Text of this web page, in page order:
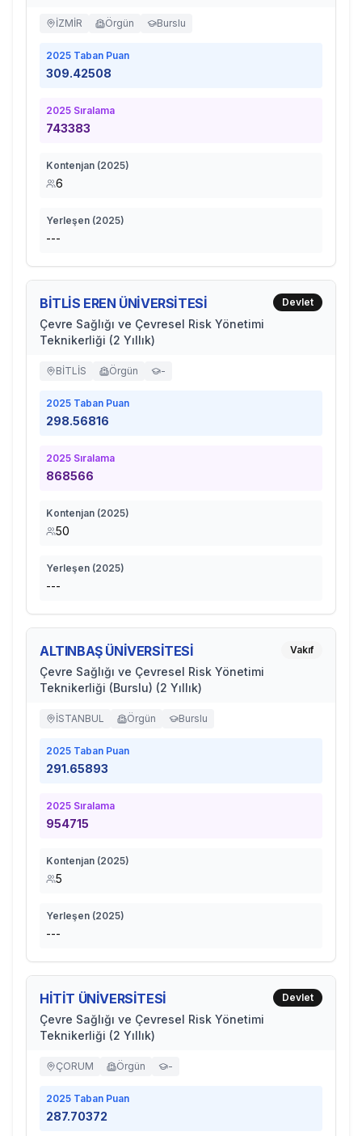
İZMİR Örgün Burslu
2025 Taban Puan
309.42508
2025 Sıralama
743383
Kontenjan (2025)
6
Yerleşen (2025)
---
BİTLİS EREN ÜNİVERSİTESİ
Çevre Sağlığı ve Çevresel Risk Yönetimi
Teknikerliği (2 Yıllık)
Devlet
BİTLİS Örgün -
2025 Taban Puan
298.56816
2025 Sıralama
868566
Kontenjan (2025)
50
Yerleşen (2025)
---
ALTINBAŞ ÜNİVERSİTESİ
Çevre Sağlığı ve Çevresel Risk Yönetimi
Teknikerliği (Burslu) (2 Yıllık)
Vakıf
İSTANBUL Örgün Burslu
2025 Taban Puan
291.65893
2025 Sıralama
954715
Kontenjan (2025)
5
Yerleşen (2025)
---
HİTİT ÜNİVERSİTESİ
Çevre Sağlığı ve Çevresel Risk Yönetimi
Teknikerliği (2 Yıllık)
Devlet
ÇORUM Örgün -
2025 Taban Puan
287.70372